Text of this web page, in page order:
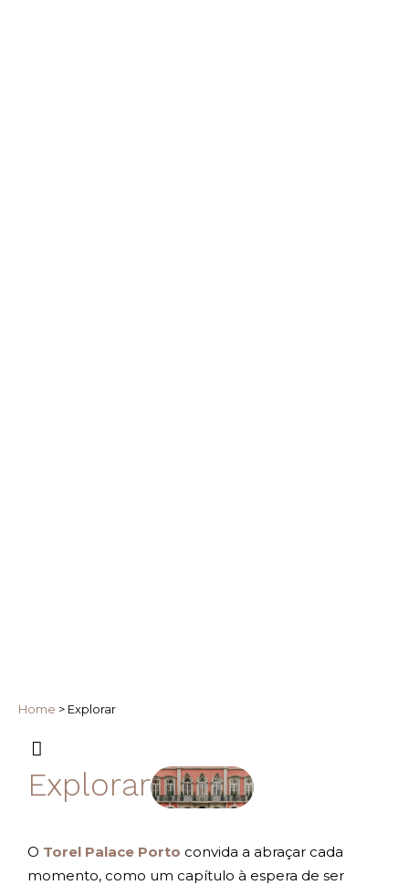
Home > Explorar
Explorar
O Torel Palace Porto convida a abraçar cada
momento, como um capítulo à espera de ser